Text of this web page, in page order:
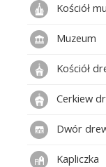
Kościół
Muzeum
Kościół
Cerkiew
Dwór
Kapliczka